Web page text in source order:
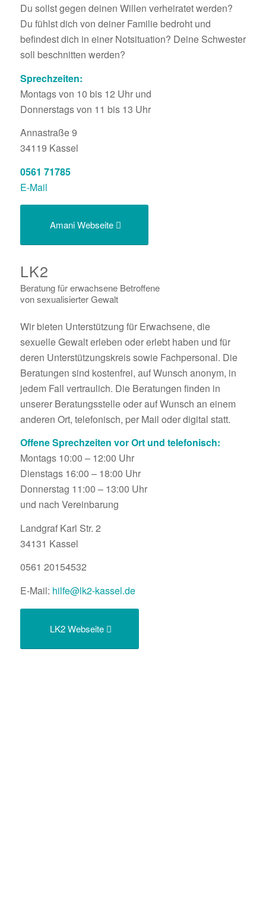
Du sollst gegen deinen Willen verheiratet werden?
Du fühlst dich von deiner Familie bedroht und
befindest dich in einer Notsituation? Deine Schwester
soll beschnitten werden?
Sprechzeiten:
Montags von 10 bis 12 Uhr und
Donnerstags von 11 bis 13 Uhr
Annastraße 9
34119 Kassel
0561 71785
E-Mail
Amani Webseite
LK2
Beratung für erwachsene Betroffene
von sexualisierter Gewalt
Wir bieten Unterstützung für Erwachsene, die
sexuelle Gewalt erleben oder erlebt haben und für
deren Unterstützungskreis sowie Fachpersonal. Die
Beratungen sind kostenfrei, auf Wunsch anonym, in
jedem Fall vertraulich. Die Beratungen finden in
unserer Beratungsstelle oder auf Wunsch an einem
anderen Ort, telefonisch, per Mail oder digital statt.
Offene Sprechzeiten vor Ort und telefonisch:
Montags 10:00 – 12:00 Uhr
Dienstags 16:00 – 18:00 Uhr
Donnerstag 11:00 – 13:00 Uhr
und nach Vereinbarung
Landgraf Karl Str. 2
34131 Kassel
0561 20154532
E-Mail: hilfe@lk2-kassel.de
LK2 Webseite